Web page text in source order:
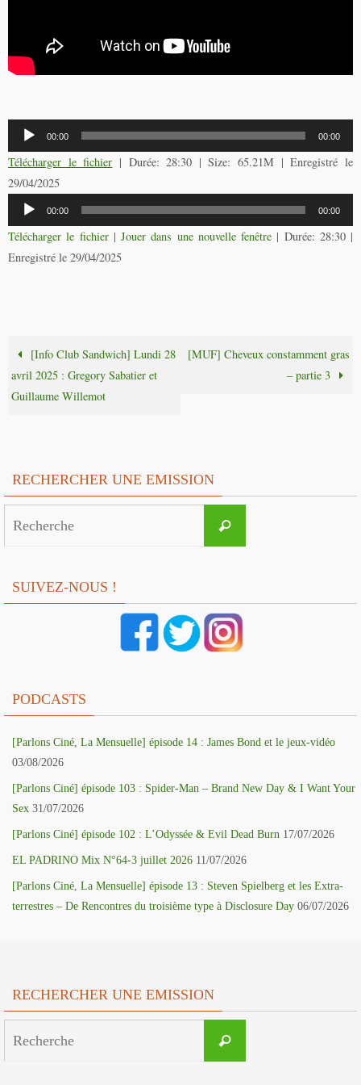
Lecteur
audio
00:00 00:00
Télécharger le fichier | Durée: 28:30 | Size: 65.21M | Enregistré le
29/04/2025
Lecteur
audio
00:00 00:00
Télécharger le fichier| Jouer dans une nouvelle fenêtre | Durée: 28:30|
Enregistré le 29/04/2025
[Info Club Sandwich] Lundi 28
avril 2025 : Gregory Sabatier et
Guillaume Willemot
[MUF] Cheveux constamment gras
– partie 3
RECHERCHER UNE EMISSION
Recherche
SUIVEZ-NOUS !
PODCASTS
[Parlons Ciné, La Mensuelle] épisode 14 : James Bond et le jeux-vidéo
03/08/2026
[Parlons Ciné] épisode 103 : Spider-Man – Brand New Day & I Want Your
Sex 31/07/2026
[Parlons Ciné] épisode 102 : L’Odyssée & Evil Dead Burn 17/07/2026
EL PADRINO Mix N°64-3 juillet 2026 11/07/2026
[Parlons Ciné, La Mensuelle] épisode 13 : Steven Spielberg et les Extra-
terrestres – De Rencontres du troisième type à Disclosure Day 06/07/2026
RECHERCHER UNE EMISSION
Recherche